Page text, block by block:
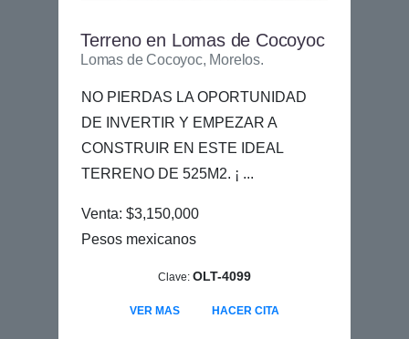
Terreno en Lomas de Cocoyoc
Lomas de Cocoyoc, Morelos.
NO PIERDAS LA OPORTUNIDAD
DE INVERTIR Y EMPEZAR A
CONSTRUIR EN ESTE IDEAL
TERRENO DE 525M2. ¡ ...
Venta: $3,150,000
Pesos mexicanos
Clave: OLT-4099
VER MAS HACER CITA